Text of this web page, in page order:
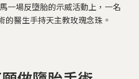
一場反墮胎的示威活動上，一名
的醫生手持天主教玫瑰念珠。